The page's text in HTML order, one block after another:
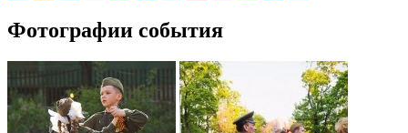
Фотографии события